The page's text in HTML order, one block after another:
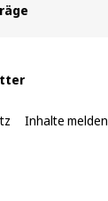
Inhalte melden